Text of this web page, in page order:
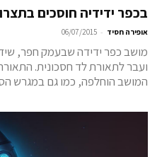
בכפר ידידיה חוסכים
אופירה חסיד -
06/07/2015
מושב כפר ידידה שבעמק חפר,
ועבר לתאורת לד חסכונית.
המושב הוחלפה, כמו גם במגרש